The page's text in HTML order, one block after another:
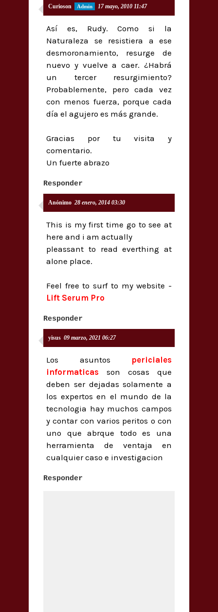
Curioson 17 mayo, 2010 11:47
Así es, Rudy. Como si la
Naturaleza se resistiera a ese
desmoronamiento, resurge de
nuevo y vuelve a caer. ¿Habrá
un tercer resurgimiento?
Probablemente, pero cada vez
con menos fuerza, porque cada
día el agujero es más grande.
Gracias por tu visita y
comentario.
Un fuerte abrazo
Responder
Anónimo 28 enero, 2014 03:30
This is my first time go to see at
here and i am actually
pleassant to read everthing at
alone place.
Feel free to surf to my website -
Lift Serum Pro
Responder
yisus 09 marzo, 2021 06:27
Los asuntos periciales
informaticas son cosas que
deben ser dejadas solamente a
los expertos en el mundo de la
tecnologia hay muchos campos
y contar con varios peritos o con
uno que abrque todo es una
herramienta de ventaja en
cualquier caso e investigacion
Responder